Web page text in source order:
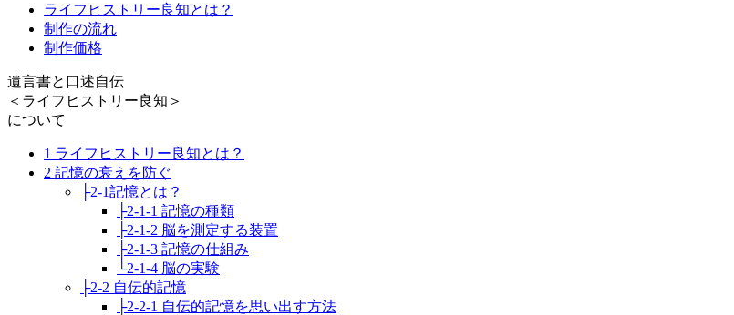
ライフヒストリー良知とは？
制作の流れ
制作価格
遺言書と口述自伝
＜ライフヒストリー良知＞
について
1 ライフヒストリー良知とは？
2 記憶の衰えを防ぐ
├2-1記憶とは？
├2-1-1 記憶の種類
├2-1-2 脳を測定する装置
├2-1-3 記憶の仕組み
└2-1-4 脳の実験
├2-2 自伝的記憶
├2-2-1 自伝的記憶を思い出す方法